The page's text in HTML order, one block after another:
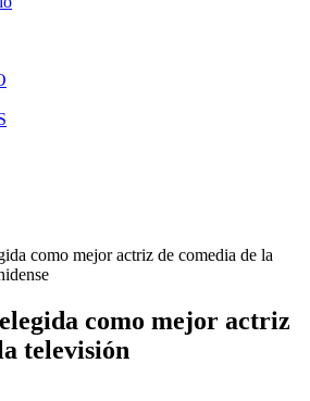
como mejor actriz de comedia de la
como mejor actriz
televisión